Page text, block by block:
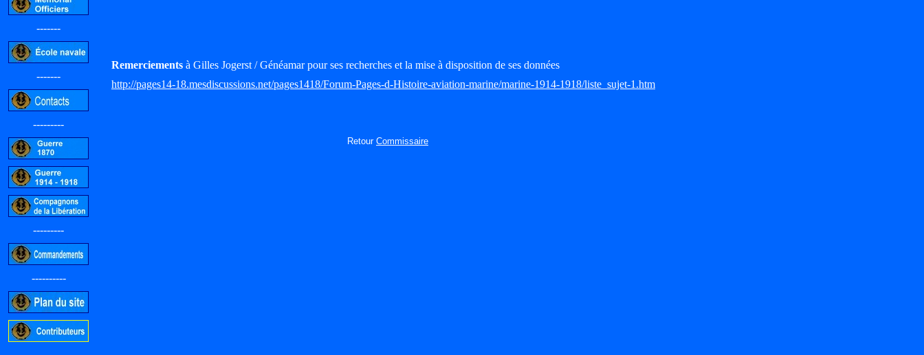
-------
-------
---------
---------
----------
Remerciements à Gilles Jogerst / Généamar pour ses recherches et la mise à disposition de ses données
http://pages14-18.mesdiscussions.net/pages1418/Forum-Pages-d-Histoire-aviation-marine/marine-1914-1918/liste_sujet-1.htm
Retour Commissaire